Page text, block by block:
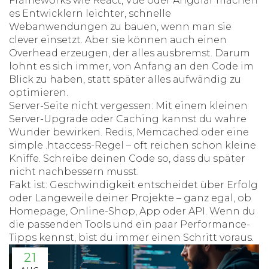
es Entwicklern leichter, schnelle
Webanwendungen zu bauen, wenn man sie
clever einsetzt. Aber sie können auch einen
Overhead erzeugen, der alles ausbremst. Darum
lohnt es sich immer, von Anfang an den Code im
Blick zu haben, statt später alles aufwändig zu
optimieren.
Server-Seite nicht vergessen: Mit einem kleinen
Server-Upgrade oder Caching kannst du wahre
Wunder bewirken. Redis, Memcached oder eine
simple .htaccess-Regel – oft reichen schon kleine
Kniffe. Schreibe deinen Code so, dass du später
nicht nachbessern musst.
Fakt ist: Geschwindigkeit entscheidet über Erfolg
oder Langeweile deiner Projekte – ganz egal, ob
Homepage, Online-Shop, App oder API. Wenn du
die passenden Tools und ein paar Performance-
Tipps kennst, bist du immer einen Schritt voraus.
21